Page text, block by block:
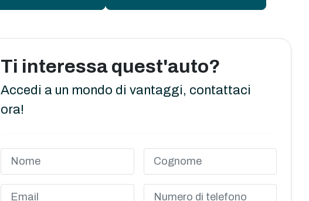
Ti interessa quest'auto?
Accedi a un mondo di vantaggi, contattaci
ora!